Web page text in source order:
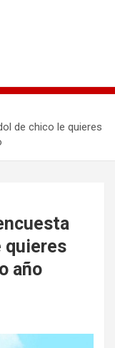
de chico le quieres
quieres
año